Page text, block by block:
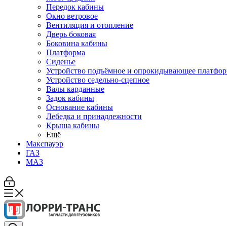
Передок кабины
Окно ветровое
Вентиляция и отопление
Дверь боковая
Боковина кабины
Платформа
Сиденье
Устройство подъёмное и опрокидывающее
Устройство седельно-сцепное
Валы карданные
Задок кабины
Основание кабины
Лебедка и принадлежности
Крыша кабины
Ещё
Макспауэр
ГАЗ
МАЗ